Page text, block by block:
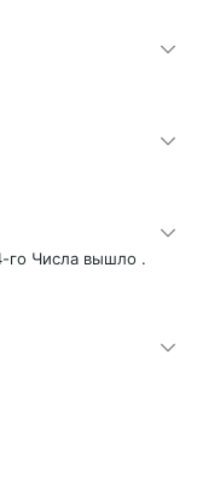
го Числа вышло .